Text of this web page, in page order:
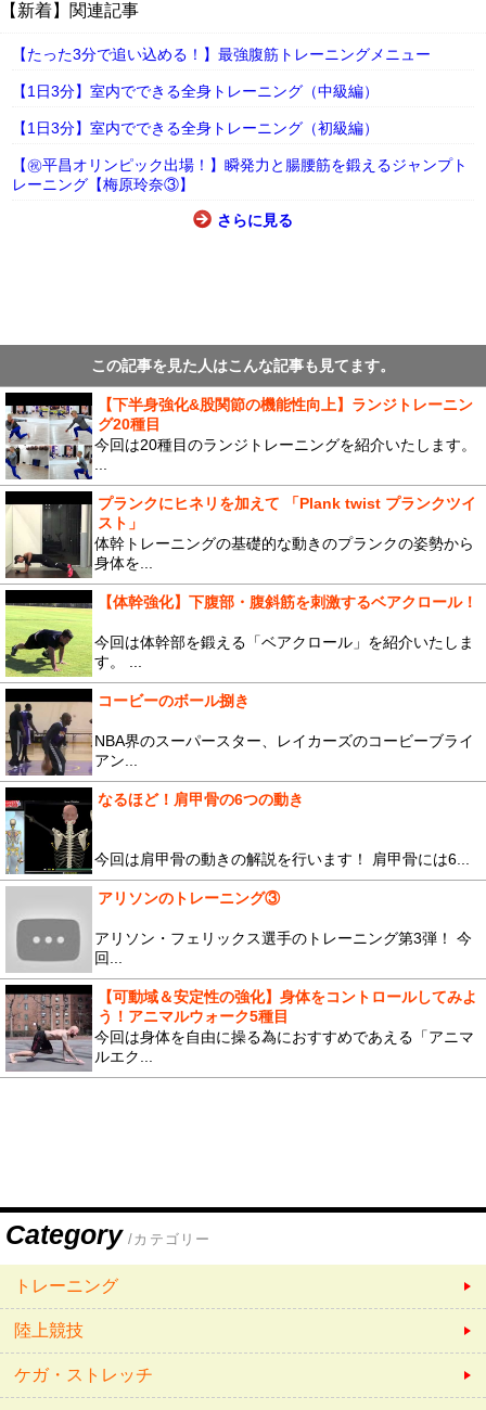
【新着】関連記事
【たった3分で追い込める！】最強腹筋トレーニングメニュー
【1日3分】室内でできる全身トレーニング（中級編）
【1日3分】室内でできる全身トレーニング（初級編）
【㊗平昌オリンピック出場！】瞬発力と腸腰筋を鍛えるジャンプト
レーニング【梅原玲奈③】
さらに見る
この記事を見た人はこんな記事も見てます。
【下半身強化&股関節の機能性向上】ランジトレーニン
グ20種目
今回は20種目のランジトレーニングを紹介いたします。
プランクにヒネリを加えて 「Plank twist プランクツイ
スト」
体幹トレーニングの基礎的な動きのプランクの姿勢から
身体を...
【体幹強化】下腹部・腹斜筋を刺激するベアクロール！
今回は体幹部を鍛える「ベアクロール」を紹介いたしま
す。 ...
コービーのボール捌き
NBA界のスーパースター、レイカーズのコービーブライ
アン...
なるほど！肩甲骨の6つの動き
今回は肩甲骨の動きの解説を行います！ 肩甲骨には6...
アリソンのトレーニング③
アリソン・フェリックス選手のトレーニング第3弾！ 今
回...
【可動域＆安定性の強化】身体をコントロールしてみよ
う！アニマルウォーク5種目
今回は身体を自由に操る為におすすめであえる「アニマ
ルエク...
Category /カテゴリー
トレーニング
陸上競技
ケガ・ストレッチ